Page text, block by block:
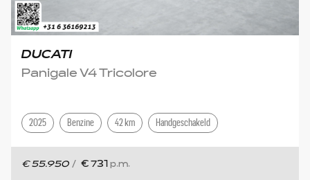
DUCATI
Panigale V4 Tricolore
2025 Benzine 42 km Handgeschakeld
€ 55.950 / € 731 p.m.